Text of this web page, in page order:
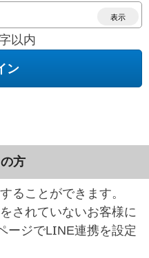
表示
以内
方
ることができます。
されていないお客様に
ージでLINE連携を設定